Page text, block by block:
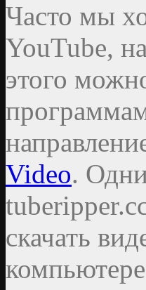
Часто мы
YouTube,
этого
Video.
скачать